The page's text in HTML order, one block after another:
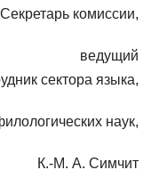
Секретарь комиссии,
сектора языка,
наук,
К.-М. А. Симчит